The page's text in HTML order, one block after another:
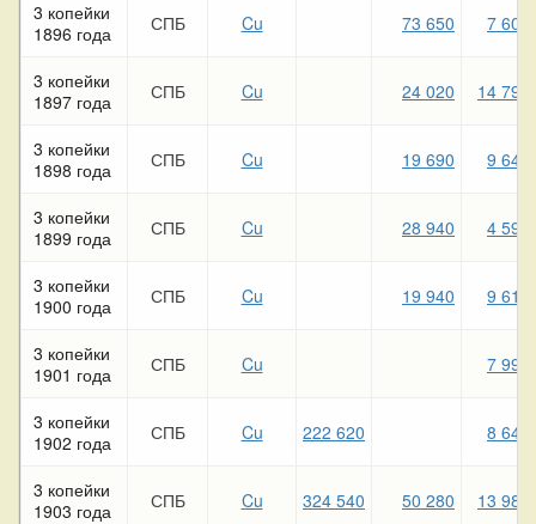
3 копейки
1896 года
СПБ Cu 73 650 7 600
3 копейки
1897 года
СПБ Cu 24 020 14 790
3 копейки
1898 года
СПБ Cu 19 690 9 640
3 копейки
1899 года
СПБ Cu 28 940 4 590
3 копейки
1900 года
СПБ Cu 19 940 9 610
3 копейки
1901 года
СПБ Cu 7 990
3 копейки
1902 года
СПБ Cu 222 620 8 640
3 копейки
1903 года
СПБ Cu 324 540 50 280 13 980